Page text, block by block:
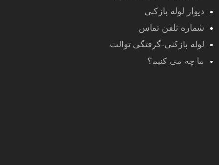
دیوار لوله بازکنی
شماره تلفن تماس
لوله بازکنی-گرفتگی توالت
ما چه می کنیم؟